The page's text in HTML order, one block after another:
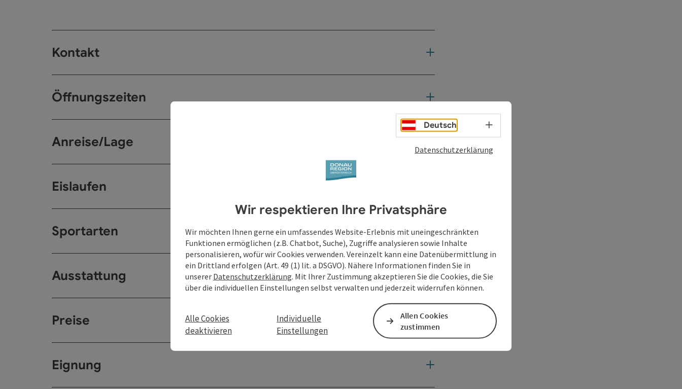
Kontakt
Öffnungszeiten
Anreise/Lage
Eislaufen
Sportarten
Ausstattung
Preise
Eignung
Deutsch Sprachwahl - Menü öffnen
Datenschutzerklärung
Wir respektieren Ihre Privatsphäre
Wir möchten Ihnen gerne ein umfassendes Website-Erlebnis mit uneingeschränkten
Funktionen ermöglichen (z.B. Chatbot, Suche), Zugriffe analysieren sowie Inhalte
personalisieren, wofür wir Cookies verwenden. Vereinzelt kann eine Datenübermittlung in
ein Drittland erfolgen (Art. 49 (1) lit. a DSGVO). Nähere Informationen finden Sie in
unserer Datenschutzerklärung. Mit Ihrer Zustimmung akzeptieren Sie die Cookies, die Sie
über die individuellen Einstellungen selbst verwalten und jederzeit widerrufen können.
Alle Cookies
deaktivieren
Individuelle
Einstellungen
Allen Cookies
zustimmen